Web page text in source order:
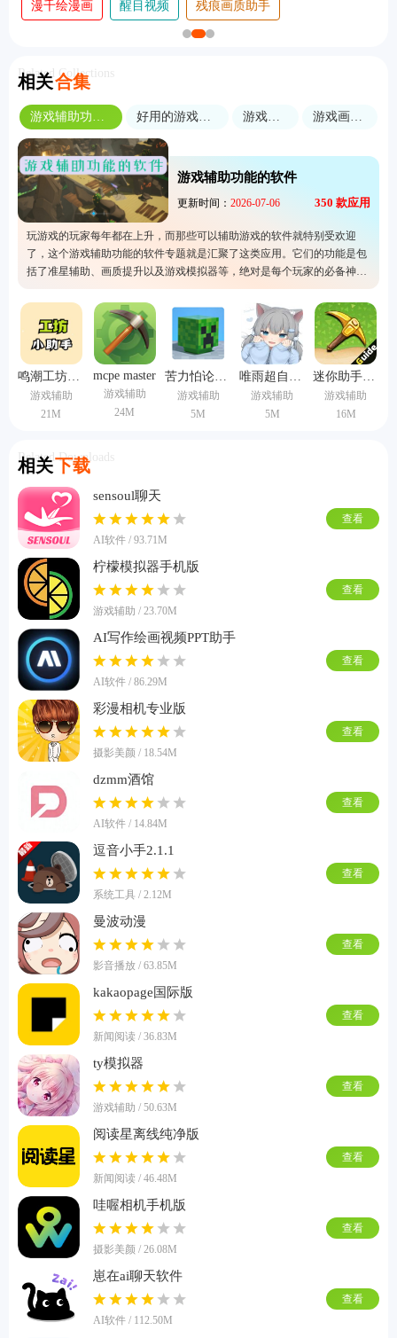
心悦壁纸旧版本大全 酷漫漫画 即看影视
相关合集
Related Collections
好用的游戏工具软件 游戏美化包 游戏画质助手
游戏辅助功能的软件
更新时间： 2026-07-06 350 款应用
玩游戏的玩家每年都在上升，而那些可以辅助游戏的软件就特别受欢迎
了，这个游戏辅助功能的软件专题就是汇聚了这类应用。它们的功能是包
括了准星辅助、画质提升以及游戏模拟器等，绝对是每个玩家的必备神
器，让大家的游玩体验大幅度提高。所以经常玩游戏的人就一定要试看看
这里的软件，特别是吃鸡游戏的玩家可以考虑用来提升自己的游戏画面。
游戏辅助
21M
mcpe master
游戏辅助
24M
游戏辅助
5M
游戏辅助
5M
迷你助手盒子
游戏辅助
16M
相关下载
Related Downloads
sensoul聊天
AI软件 / 93.71M
查看
柠檬模拟器手机版
游戏辅助 / 23.70M
查看
AI写作绘画视频PPT助手
AI软件 / 86.29M
查看
彩漫相机专业版
摄影美颜 / 18.54M
查看
dzmm酒馆
AI软件 / 14.84M
查看
逗音小手2.1.1
系统工具 / 2.12M
查看
曼波动漫
影音播放 / 63.85M
查看
kakaopage国际版
新闻阅读 / 36.83M
查看
ty模拟器
游戏辅助 / 50.63M
查看
阅读星离线纯净版
新闻阅读 / 46.48M
查看
哇喔相机手机版
摄影美颜 / 26.08M
查看
崽在ai聊天软件
AI软件 / 112.50M
查看